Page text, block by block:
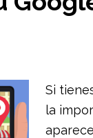
Si
la